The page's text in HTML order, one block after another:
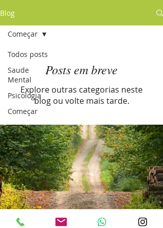
Blog
Todos posts
Saude
Mental
Psicologia
Começar
Sua
comunidade
Começar
Posts em breve
Explore outras categorias neste
blog ou volte mais tarde.